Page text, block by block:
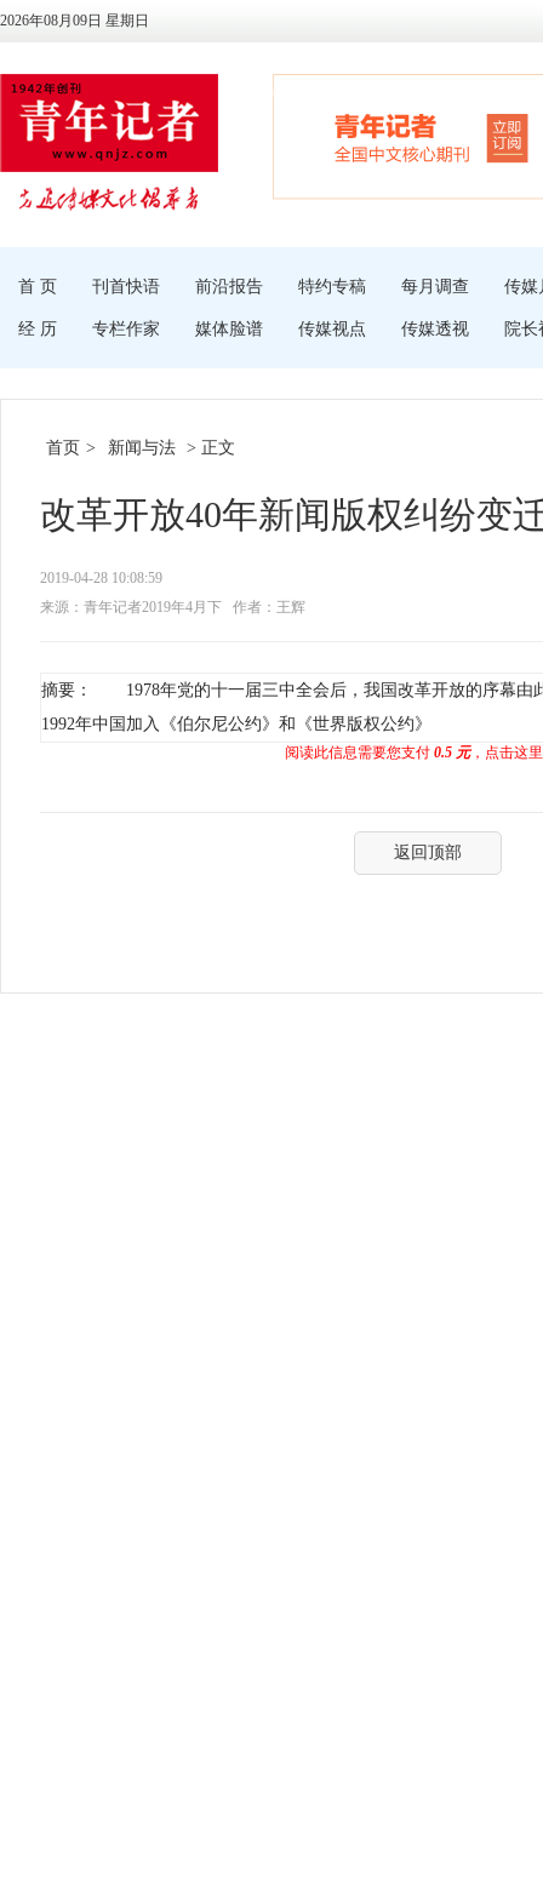
2026年08月09日 星期日
首 页 刊首快语 前沿报告 特约专稿 每月调查 传媒
经 历 专栏作家 媒体脸谱 传媒视点 传媒透视 院长
首页 > 新闻与法 > 正文
改革开放40年新闻版权纠纷变
2019-04-28 10:08:59
来源：青年记者2019年4月下
作者：王辉
摘要： 1978年党的十一届三中全会后，我国改革开放的序幕由
1992年中国加入《伯尔尼公约》和《世界版权公约》
阅读此信息需要您支付 0.5 元，点击这
返回顶部